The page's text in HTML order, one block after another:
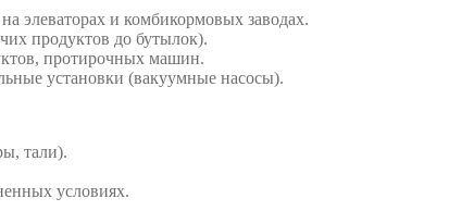
элеваторах и комбикормовых заводах.
продуктов до бутылок).
протирочных машин.
установки (вакуумные насосы).
тали).
условиях.